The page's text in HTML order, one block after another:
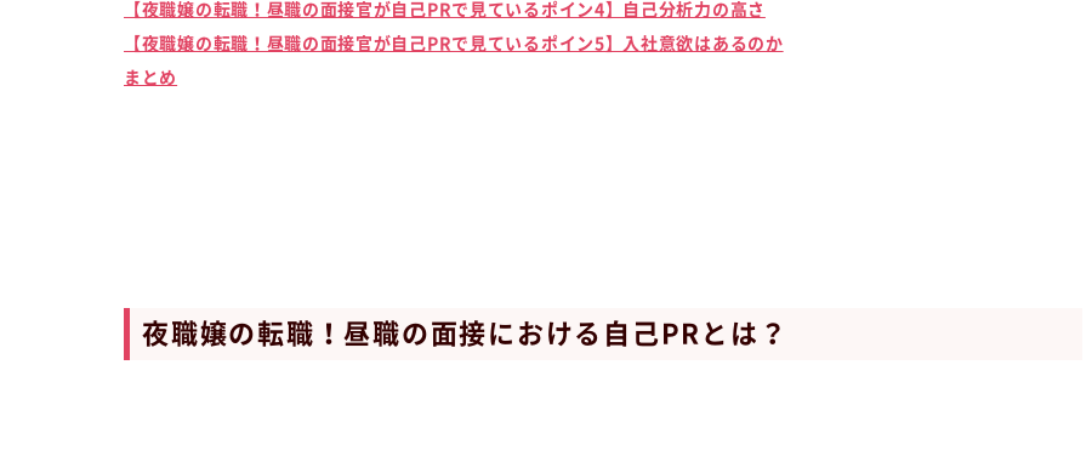
【夜職嬢の転職！昼職の面接官が自己PRで見ているポイン4】自己分析力の高さ
【夜職嬢の転職！昼職の面接官が自己PRで見ているポイン5】入社意欲はあるのか
まとめ
夜職嬢の転職！昼職の面接における自己PRとは？